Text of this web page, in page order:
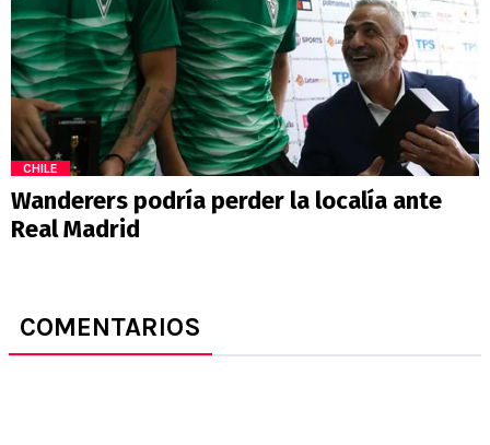
CHILE
Wanderers podría perder la localía ante
Real Madrid
COMENTARIOS